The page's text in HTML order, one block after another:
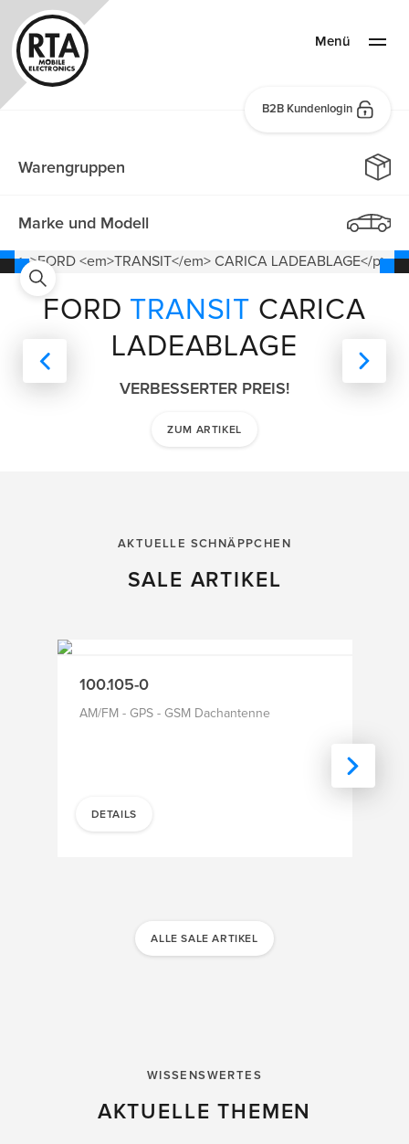
Menü
B2B Kundenlogin
Warengruppen
Marke und Modell
FORD TRANSIT CARICA
LADEABLAGE
VERBESSERTER PREIS!
ZUM ARTIKEL
AKTUELLE SCHNÄPPCHEN
SALE ARTIKEL
100.105-0
AM/FM - GPS - GSM Dachantenne
DETAILS
ALLE SALE ARTIKEL
WISSENSWERTES
AKTUELLE THEMEN